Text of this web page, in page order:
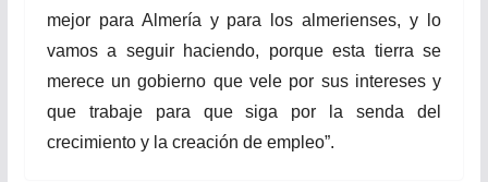
mejor para Almería y para los almerienses, y lo
vamos a seguir haciendo, porque esta tierra se
merece un gobierno que vele por sus intereses y
que trabaje para que siga por la senda del
crecimiento y la creación de empleo”.